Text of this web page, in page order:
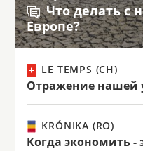
Что делать с
Европе?
LE TEMPS (CH)
Отражение нашей
KRÓNIKA (RO)
Когда экономить -